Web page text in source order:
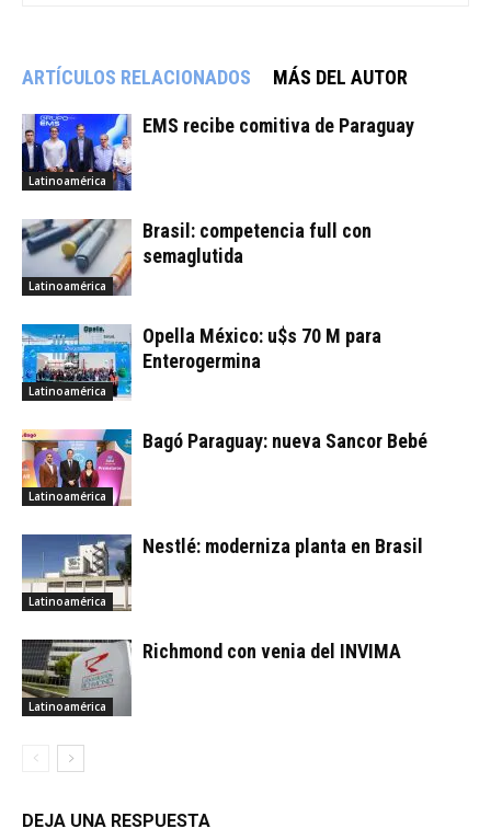
ARTÍCULOS RELACIONADOS MÁS DEL AUTOR
Latinoamérica
EMS recibe comitiva de Paraguay
Latinoamérica
Brasil: competencia full con
semaglutida
Latinoamérica
Opella México: u$s 70 M para
Enterogermina
Latinoamérica
Bagó Paraguay: nueva Sancor Bebé
Latinoamérica
Nestlé: moderniza planta en Brasil
Latinoamérica
Richmond con venia del INVIMA
DEJA UNA RESPUESTA